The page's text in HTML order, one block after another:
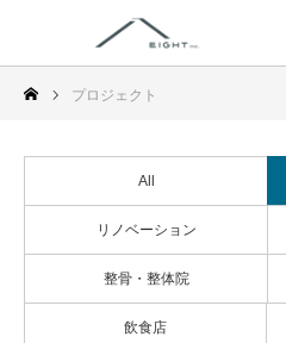
プロジェクト
All
リノベーション
整骨・整体院
飲食店